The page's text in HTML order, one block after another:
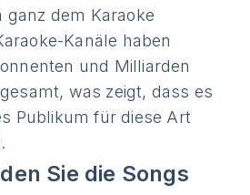
ganz dem Karaoke
Kanäle haben
und Milliarden
was zeigt, dass es
Publikum für diese Art
Sie die Songs